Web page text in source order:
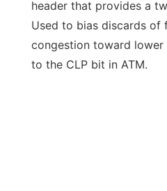
header that provides a
Used to bias discards of
congestion toward
to the CLP bit in ATM.